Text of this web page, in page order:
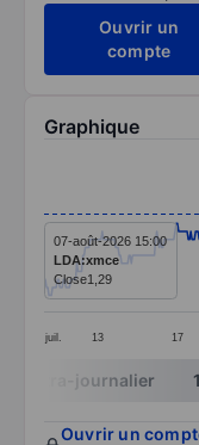
Ouvrir un
compte
Graphique
Line chart with
The chart has 1
The chart has 1
juil. 13 17
07-août-2026 15:00
LDA:xmce
Close1,29
End of
Intra-journalier
Ouvrir un